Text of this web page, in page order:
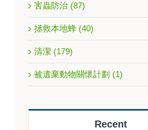
害蟲防治 (87)
拯救本地蜂 (40)
清潔 (179)
被遺棄動物關懷計劃 (1)
Recent